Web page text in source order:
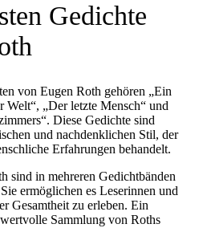
Gedichte
von Eugen Roth gehören „Ein
„Der letzte Mensch“ und
Diese Gedichte sind
und nachdenklichen Stil, der
Erfahrungen behandelt.
sind in mehreren Gedichtbänden
ermöglichen es Leserinnen und
Gesamtheit zu erleben. Ein
Sammlung von Roths